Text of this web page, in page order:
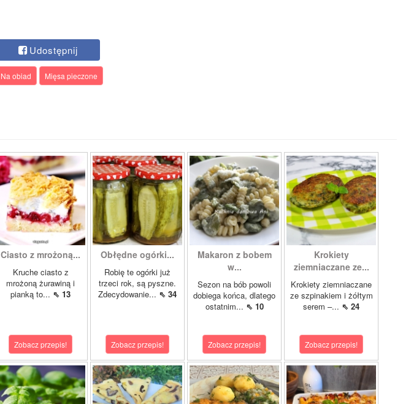
Udostępnij
Na obiad Mięsa pieczone
Ciasto z mrożoną...
Kruche ciasto z
mrożoną żurawiną i
pianką to... ⇖ 13
Zobacz przepis!
Obłędne ogórki...
Robię te ogórki już
trzeci rok, są pyszne.
Zdecydowanie... ⇖ 34
Zobacz przepis!
Makaron z bobem
w...
Sezon na bób powoli
dobiega końca, dlatego
ostatnim... ⇖ 10
Zobacz przepis!
Krokiety
ziemniaczane ze...
Krokiety ziemniaczane
ze szpinakiem i żółtym
serem –... ⇖ 24
Zobacz przepis!